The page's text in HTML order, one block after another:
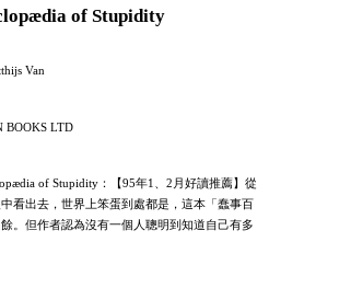
of Stupidity
Van
BOOKS LTD
of Stupidity：【95年1、2月好讀推薦】從
看出去，世界上笨蛋到處都是，這本「蠢事百
。但作者認為沒有一個人聰明到知道自己有多